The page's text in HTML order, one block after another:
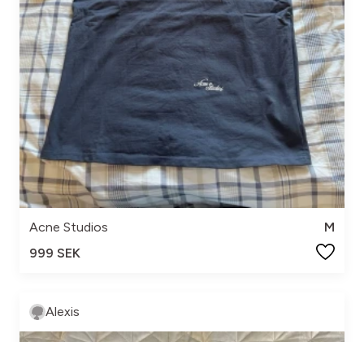
Acne Studios
M
999 SEK
Alexis